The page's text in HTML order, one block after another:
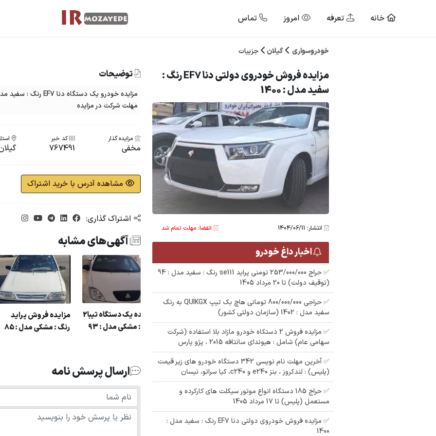
خانه تعرفه امروز تماس
خودروسواری گیلان جزییات
مزایده فروش خودروی دولتی دنا EF7 رنگ :
سفید مدل : 1400
انتشار: 1404/06/11 انقضا: مهلت تمام شد
اخبار داغ خودرو
✅ حراج 253/000/000 تومنی پراید se111 رنگ : سفید مدل : 94
(توقیف دولت) تا 20 مرداد 1405
✅ حراجی 800/000/000 تومانی ھاچ بک تیپ QUIKGX به رنگ
سفید مدل : 1402 (سازمان دولتی کشور)
✅ مزایده فروش 2 دستکاه خودرو مازاد بلا استفاده (شرکت
سهامی عام) شامل : هیوندای سانتافه 2015 ، پژو پارس
✅ آخرین مهلت نام نویسی 342 دستگاه خودرو های زیر قیمت
(پلیس) : لندکروز ، بنز e240 و c240، کیا سراتو، نیسان
✅ حراج 185 دستگاه انواع موتور سیکلت های کارکرده و
مستعمل (پلیس) تا 17 مرداد 1405
✅ مزایده فروش خودروی دولتی دنا EF7 رنگ : سفید مدل :
1400
توضیحات
مهلت شرکت در مزایده
مزایده گذار
مخفی
کد خبر
767491
مشاهده آدرس با خرید اشتراک
اشتراک گذاری:
آگهی‌های مشابه
مزایده فروش
رنگ : مشکی مدل : 85
مزایده یک دستگاه تیبا2
رنگ : مشکی مدل : 93
مزایده پارس رنگ :
شهر استارا
مزایده پراید رنگ : نقره
ای مدل : 88
مزایده زانتیا رنگ : نقره
ارسال پرسش نامه